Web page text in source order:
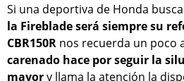
Si una deportiva de Honda
la Fireblade será siempre su
CBR150R nos recuerda un poco
carenado hace por seguir la
mayory llama la atención la